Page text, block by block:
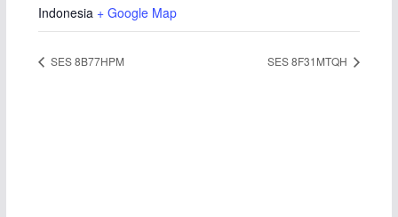
Indonesia + Google Map
SES 8B77HPM SES 8F31MTQH